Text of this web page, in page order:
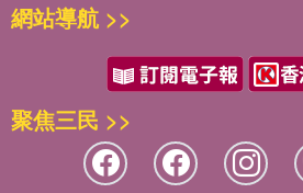
網站導航 >>
聚焦三民 >>